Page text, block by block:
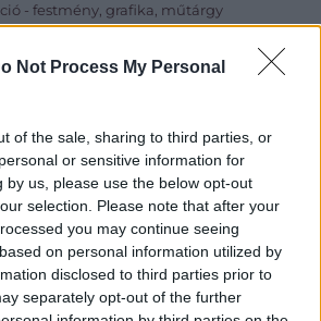
Not Process My Personal
of the sale, sharing to third parties, or
or sensitive information for
by us, please use the below opt-out
selection. Please note that after your
you may continue seeing
on personal information utilized by
disclosed to third parties prior to
separately opt-out of the further
- festmény, grafika, műtárgy
Eladó:Műgyűjtők Háza Kft.
Cím: Dudás Attila
Műgyűjtők Háza kft.